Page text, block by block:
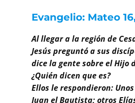
Recursos
Contacto
Buscar
Evangelio: Mateo
Al llegar a la región de
Jesús preguntó a sus
dice la gente sobre el Hijo
¿Quién dicen que es?
Ellos le respondieron:
Juan el Bautista; otros